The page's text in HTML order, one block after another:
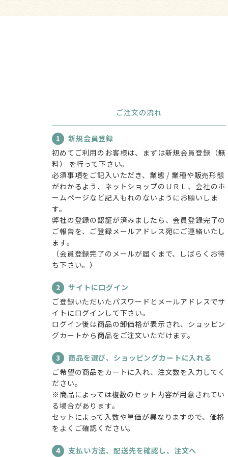
ご注文の流れ
1
新規会員登録
初めてご利用のお客様は、まずは新規会員登録（無
料） を行って下さい。
必須事項をご記入いただき、業態 / 業種や販売形態
がわかるよう、ネットショップのＵＲＬ、会社のホ
ームページなど記入もれのないようにお願いしま
す。
弊社の登録の認証が済みましたら、会員登録完了の
ご報告を、ご登録メールアドレス宛にご連絡いたし
ます。
（会員登録完了のメールが届くまで、しばらくお待
ち下さい。）
2
サイトにログイン
ご登録いただいたパスワードとメールアドレスでサ
イトにログインして下さい。
ログイン後は商品の卸価格が表示され、ショッピン
グカートから商品をご注文いただけます。
3
商品を選び、ショッピングカートに入れる
ご希望の商品をカートに入れ、注文数を入力してく
ださい。
※商品によっては複数のセット内容が用意されてい
る場合があります。
セットによって入数や単価が異なりますので、価格
をよくご確認ください。
4 支払い方法、配送先を確認し、注文へ